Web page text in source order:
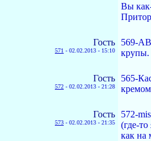
Вы
Гость
571 - 02.02.2013 - 15:10
569-
крупы.
Гость
572 - 02.02.2013 - 21:28
565-
Гость
573 - 02.02.2013 - 21:35
572-
(где-
как на